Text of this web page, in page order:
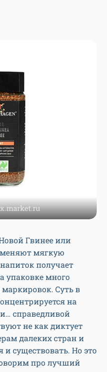
Гвинее или
мягкую
получает
упаковке много
Суть в
на
справедливой
не как диктует
далеких стран и
и существовать. Но это
про лучший